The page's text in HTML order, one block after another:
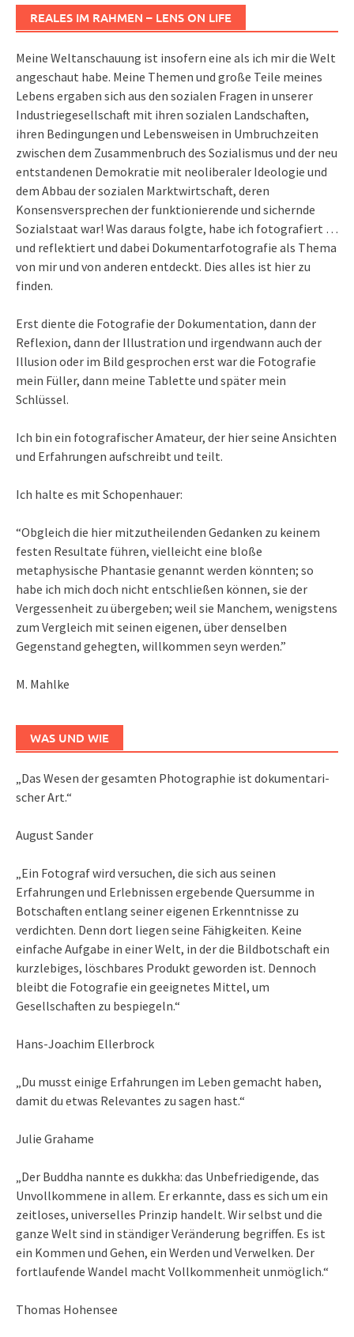
REALES IM RAHMEN – LENS ON LIFE
Meine Weltanschauung ist insofern eine als ich mir die Welt
angeschaut habe. Meine Themen und große Teile meines
Lebens ergaben sich aus den sozialen Fragen in unserer
Industriegesellschaft mit ihren sozialen Landschaften,
ihren Bedingungen und Lebensweisen in Umbruchzeiten
zwischen dem Zusammenbruch des Sozialismus und der neu
entstandenen Demokratie mit neoliberaler Ideologie und
dem Abbau der sozialen Marktwirtschaft, deren
Konsensversprechen der funktionierende und sichernde
Sozialstaat war! Was daraus folgte, habe ich fotografiert …
und reflektiert und dabei Dokumentarfotografie als Thema
von mir und von anderen entdeckt. Dies alles ist hier zu
finden.
Erst diente die Fotografie der Dokumentation, dann der
Reflexion, dann der Illustration und irgendwann auch der
Illusion oder im Bild gesprochen erst war die Fotografie
mein Füller, dann meine Tablette und später mein
Schlüssel.
Ich bin ein fotografischer Amateur, der hier seine Ansichten
und Erfahrungen aufschreibt und teilt.
Ich halte es mit Schopenhauer:
“Obgleich die hier mitzutheilenden Gedanken zu keinem
festen Resultate führen, vielleicht eine bloße
metaphysische Phantasie genannt werden könnten; so
habe ich mich doch nicht entschließen können, sie der
Vergessenheit zu übergeben; weil sie Manchem, wenigstens
zum Vergleich mit seinen eigenen, über denselben
Gegenstand gehegten, willkommen seyn werden.”
M. Mahlke
WAS UND WIE
„Das We­sen der ge­sam­ten Pho­to­gra­phie ist do­ku­men­ta­ri­
scher Art.“
August Sander
„Ein Fotograf wird versuchen, die sich aus seinen
Erfahrungen und Erlebnissen ergebende Quersumme in
Botschaften entlang seiner eigenen Erkenntnisse zu
verdichten. Denn dort liegen seine Fähigkeiten. Keine
einfache Aufgabe in einer Welt, in der die Bildbotschaft ein
kurzlebiges, löschbares Produkt geworden ist. Dennoch
bleibt die Fotografie ein geeignetes Mittel, um
Gesellschaften zu bespiegeln.“
Hans-Joachim Ellerbrock
„Du musst einige Erfahrungen im Leben gemacht haben,
damit du etwas Relevantes zu sagen hast.“
Julie Grahame
„Der Buddha nannte es dukkha: das Unbefriedigende, das
Unvollkommene in allem. Er erkannte, dass es sich um ein
zeitloses, universelles Prinzip handelt. Wir selbst und die
ganze Welt sind in ständiger Veränderung begriffen. Es ist
ein Kommen und Gehen, ein Werden und Verwelken. Der
fortlaufende Wandel macht Vollkommenheit unmöglich.“
Thomas Hohensee